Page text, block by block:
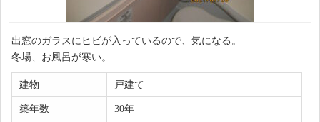
出窓のガラスにヒビが入っているので、気になる。
冬場、お風呂が寒い。
建物 戸建て
築年数 30年